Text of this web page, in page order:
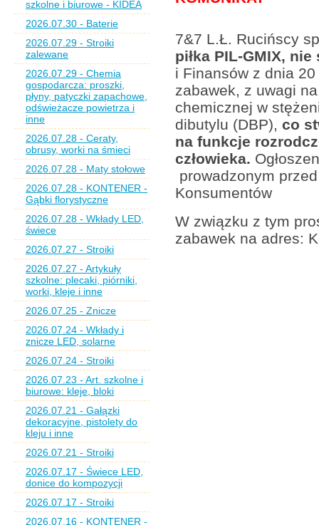
szkolne i biurowe - KIDEA
2026.07.30 - Baterie
2026.07.29 - Stroiki
zalewane
2026.07.29 - Chemia
gospodarcza: proszki,
płyny, patyczki zapachowe,
odświeżacze powietrza i
inne
2026.07.28 - Ceraty,
obrusy, worki na śmieci
2026.07.28 - Maty stołowe
2026.07.28 - KONTENER -
Gąbki florystyczne
2026.07.28 - Wkłady LED,
świece
2026.07.27 - Stroiki
2026.07.27 - Artykuły
szkolne: plecaki, piórniki,
worki, kleje i inne
2026.07.25 - Znicze
2026.07.24 - Wkłady i
znicze LED, solarne
2026.07.24 - Stroiki
2026.07.23 - Art. szkolne i
biurowe: kleje, bloki
2026.07.21 - Gałązki
dekoracyjne, pistolety do
kleju i inne
2026.07.21 - Stroiki
2026.07.17 - Świece LED,
donice do kompozycji
2026.07.17 - Stroiki
2026.07.16 - KONTENER -
7&7 L.Ł. Rucińscy
piłka PIL-GMIX,
i Finansów z dnia
zabawek, z uwagi
chemicznej w
dibutylu (DBP), co
na funkcje
człowieka.
prowadzonym
Konsumentów
W związku z tym
zabawek na adres: